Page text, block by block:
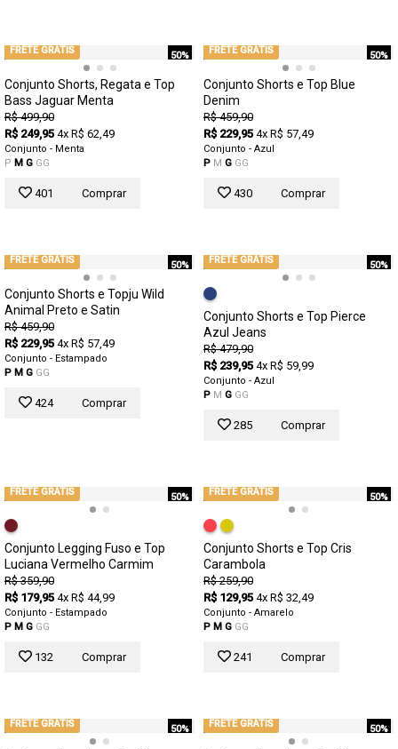
50%
FRETE GRÁTIS
Conjunto Shorts, Regata e Top
Bass Jaguar Menta
R$ 499,90
R$ 249,95 4x R$ 62,49
Conjunto - Menta
P M G GG
401 Comprar
50%
FRETE GRÁTIS
Conjunto Shorts e Top Blue
Denim
R$ 459,90
R$ 229,95 4x R$ 57,49
Conjunto - Azul
P M G GG
430 Comprar
50%
FRETE GRÁTIS
Conjunto Shorts e Topju Wild
Animal Preto e Satin
R$ 459,90
R$ 229,95 4x R$ 57,49
Conjunto - Estampado
P M G GG
424 Comprar
50%
FRETE GRÁTIS
Conjunto Shorts e Top Pierce
Azul Jeans
R$ 479,90
R$ 239,95 4x R$ 59,99
Conjunto - Azul
P M G GG
285 Comprar
50%
FRETE GRÁTIS
Conjunto Legging Fuso e Top
Luciana Vermelho Carmim
R$ 359,90
R$ 179,95 4x R$ 44,99
Conjunto - Estampado
P M G GG
132 Comprar
50%
FRETE GRÁTIS
Conjunto Shorts e Top Cris
Carambola
R$ 259,90
R$ 129,95 4x R$ 32,49
Conjunto - Amarelo
P M G GG
241 Comprar
50%
FRETE GRÁTIS 50%
FRETE GRÁTIS